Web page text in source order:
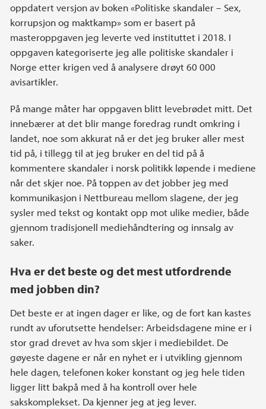
oppdatert versjon av boken «Politiske skandaler – Sex,
korrupsjon og maktkamp» som er basert på
masteroppgaven jeg leverte ved instituttet i 2018. I
oppgaven kategoriserte jeg alle politiske skandaler i
Norge etter krigen ved å analysere drøyt 60 000
avisartikler.
På mange måter har oppgaven blitt levebrødet mitt. Det
innebærer at det blir mange foredrag rundt omkring i
landet, noe som akkurat nå er det jeg bruker aller mest
tid på, i tillegg til at jeg bruker en del tid på å
kommentere skandaler i norsk politikk løpende i mediene
når det skjer noe. På toppen av det jobber jeg med
kommunikasjon i Nettbureau mellom slagene, der jeg
sysler med tekst og kontakt opp mot ulike medier, både
gjennom tradisjonell mediehåndtering og innsalg av
saker.
Hva er det beste og det mest utfordrende
med jobben din?
Det beste er at ingen dager er like, og de fort kan kastes
rundt av uforutsette hendelser: Arbeidsdagene mine er i
stor grad drevet av hva som skjer i mediebildet. De
gøyeste dagene er når en nyhet er i utvikling gjennom
hele dagen, telefonen koker konstant og jeg hele tiden
ligger litt bakpå med å ha kontroll over hele
sakskomplekset. Da kjenner jeg at jeg lever.